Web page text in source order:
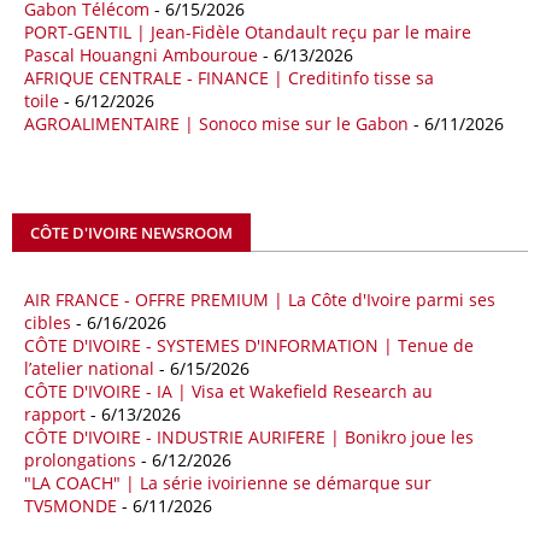
Les deux pays veulent accélérer leurs projets gaziers communs, afin
de sécuriser davantage les approvisionnements énergétiques en
Méditerranée, dans un contexte marqué par des tensions
géopolitiques internationales et des perturbations sur le marché
mondial du gaz. Réunis à Rome le jeudi 7 mai, la Première ministre
coopération et les investissements dans le secteur énergétique. Cette
séquence survient alors que Rome cherche à réduire son exposition
18/04/26 ALGERIE - BP
La multinationale BP signe son retour en Algérie où un permis de
prospection d’hydrocarbures dans le bassin oriental lui a été attribué
par l’Agence nationale pour la valorisation des ressources en
hydrocarbures (ALNAFT). L’information rendue publique mercredi 15
avril par l’institution, intervient dans le cadre de sa politique de relance
de l’exploration. Le périmètre concerné se situe dans une zone de
l’est du pays jugée peu explorée malgré son potentiel. BP pourra y
lancer ses premières opérations de prospection sur le terrain portant
Gabon Télécom - 6/15/2026
PORT-GENTIL | Jean-Fidèle Otandault reçu par le maire
Pascal Houangni Ambouroue - 6/13/2026
AFRIQUE CENTRALE - FINANCE | Creditinfo tisse sa
toile - 6/12/2026
AGROALIMENTAIRE | Sonoco mise sur le Gabon - 6/11/2026
CÔTE D'IVOIRE NEWSROOM
AIR FRANCE - OFFRE PREMIUM | La Côte d'Ivoire parmi ses
cibles - 6/16/2026
CÔTE D'IVOIRE - SYSTEMES D'INFORMATION | Tenue de
l’atelier national - 6/15/2026
CÔTE D'IVOIRE - IA | Visa et Wakefield Research au
rapport - 6/13/2026
CÔTE D'IVOIRE - INDUSTRIE AURIFERE | Bonikro joue les
prolongations - 6/12/2026
"LA COACH" | La série ivoirienne se démarque sur
TV5MONDE - 6/11/2026